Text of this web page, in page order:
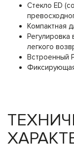
Стекло ED
Компактная
Регулировка
легкого
Встроенный